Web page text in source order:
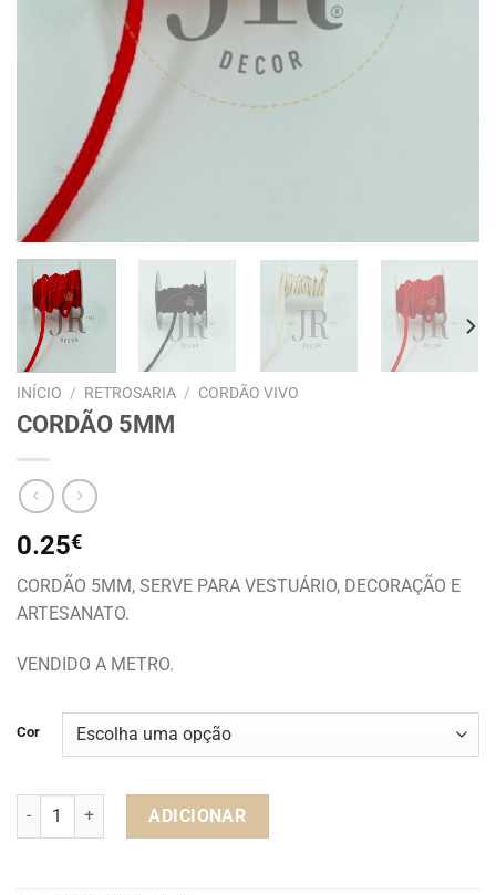
INÍCIO / RETROSARIA / CORDÃO VIVO
CORDÃO 5MM
0.25€
CORDÃO 5MM, SERVE PARA VESTUÁRIO, DECORAÇÃO E
ARTESANATO.
VENDIDO A METRO.
Cor
Quantidade de CORDÃO 5MM
ADICIONAR